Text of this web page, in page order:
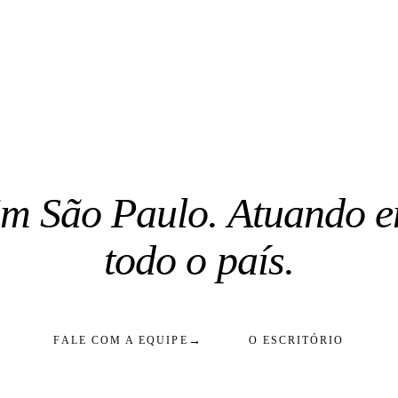
São Paulo. Atuando
todo o país.
FALE COM A EQUIPE → O ESCRITÓRIO